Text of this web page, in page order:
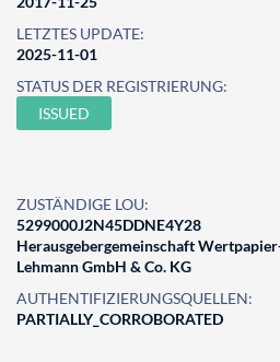
LETZTES UPDATE:
2025-11-01
STATUS DER REGISTRIERUNG:
ISSUED
ZUSTÄNDIGE LOU:
5299000J2N45DDNE4Y28
Herausgebergemeinschaft
Lehmann GmbH & Co. KG
AUTHENTIFIZIERUNGSQUELLEN:
PARTIALLY_CORROBORATED